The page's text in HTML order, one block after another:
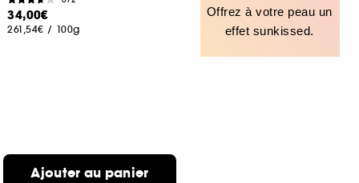
34,00€
261,54€ / 100g
Ajouter au panier
Offrez à votre peau un
effet sunkissed.